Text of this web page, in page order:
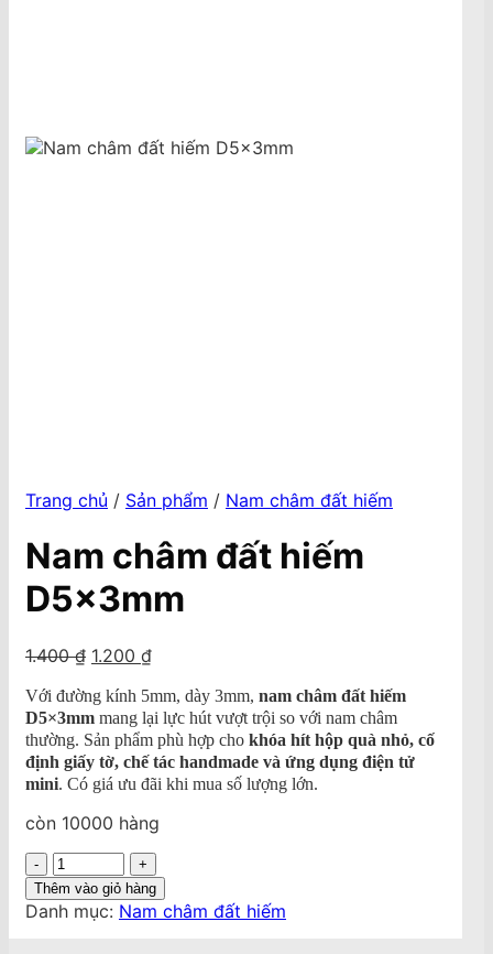
Trang chủ / Sản phẩm / Nam châm đất hiếm
Nam châm đất hiếm
D5x3mm
1.400₫ Giá
là:
1.400 ₫.
1.200 ₫Giá
tại
là:
1.200 ₫.
Với đường kính 5mm, dày 3mm, nam châm đất hiếm
D5×3mm mang lại lực hút vượt trội so với nam châm
thường. Sản phẩm phù hợp cho khóa hít hộp quà nhỏ, cố
định giấy tờ, chế tác handmade và ứng dụng điện tử
mini. Có giá ưu đãi khi mua số lượng lớn.
còn 10000 hàng
Nam
châm
đất
Thêm vào giỏ hàng
Danh mục: Nam châm đất hiếm